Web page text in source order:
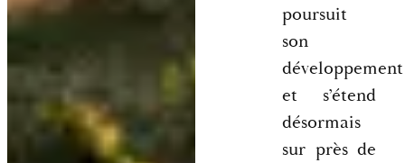
poursuit
son
développement
et s’étend
désormais
sur près de